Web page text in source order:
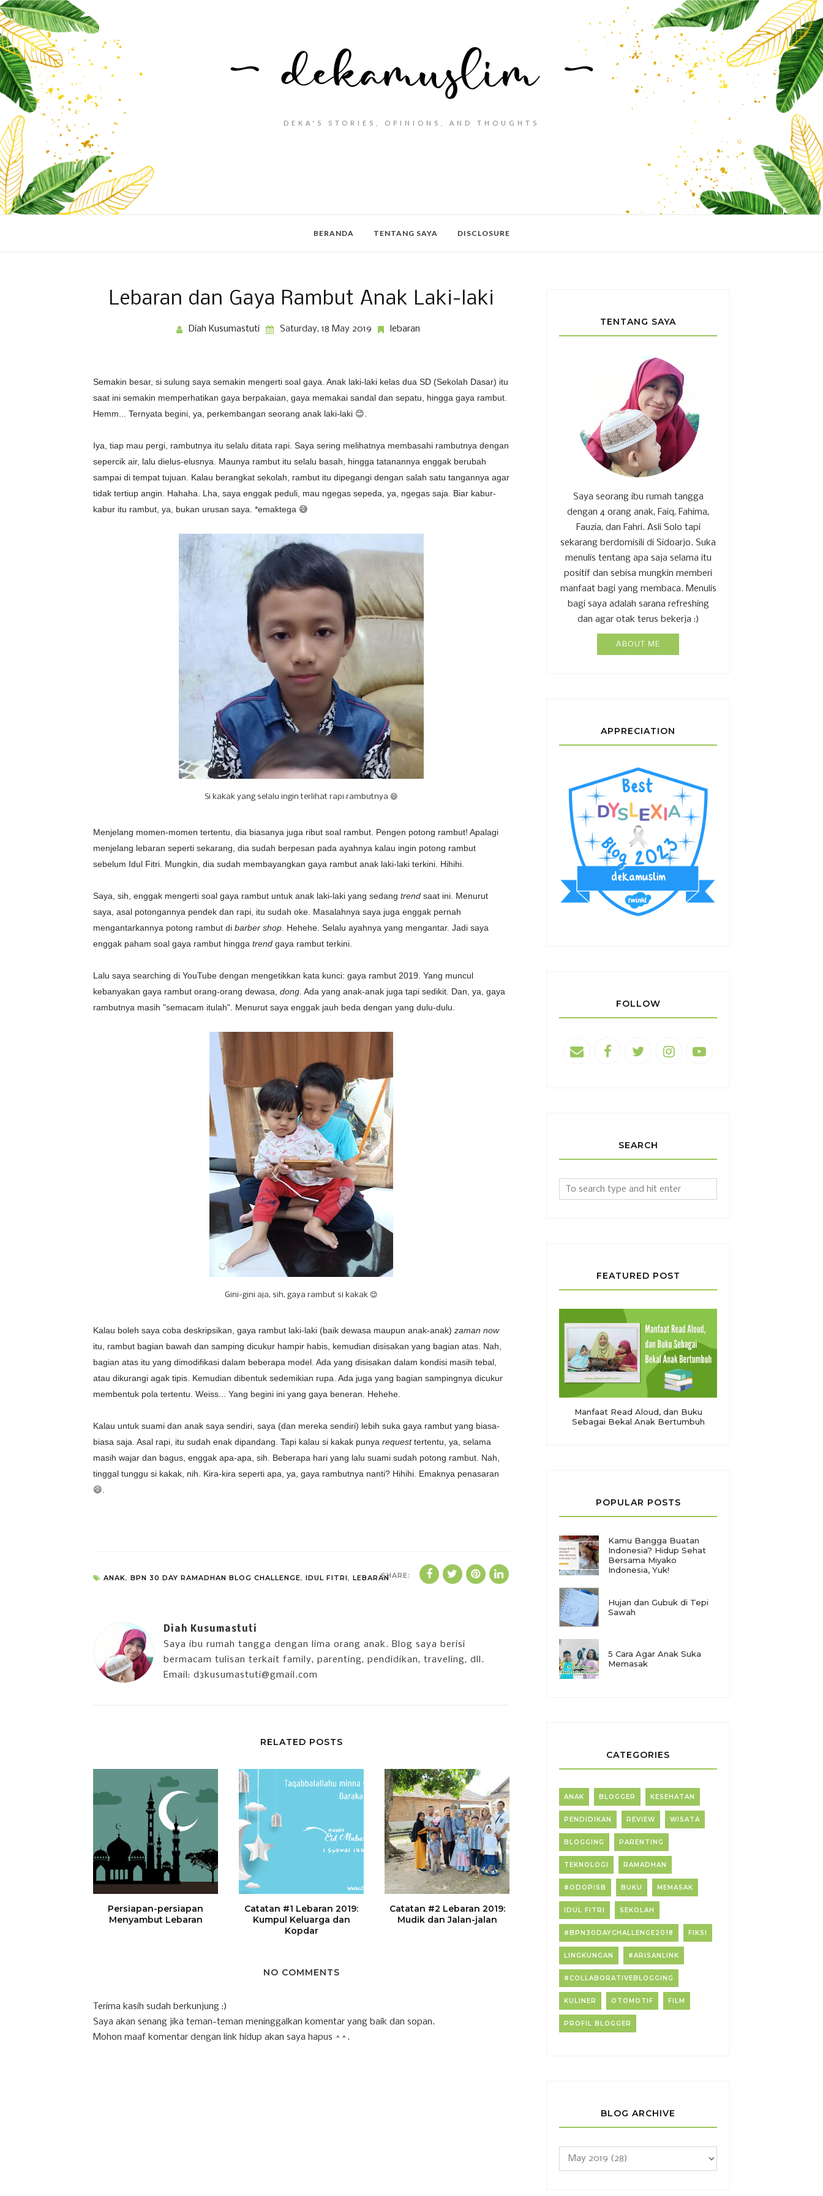
DEKA'S STORIES, OPINIONS, AND THOUGHTS
BERANDA TENTANG SAYA DISCLOSURE
Lebaran dan Gaya Rambut Anak Laki-laki
Diah Kusumastuti Saturday, 18 May 2019 lebaran
Semakin besar, si sulung saya semakin mengerti soal gaya. Anak laki-laki kelas dua SD (Sekolah Dasar) itu
saat ini semakin memperhatikan gaya berpakaian, gaya memakai sandal dan sepatu, hingga gaya rambut.
Hemm... Ternyata begini, ya, perkembangan seorang anak laki-laki 😊.
Iya, tiap mau pergi, rambutnya itu selalu ditata rapi. Saya sering melihatnya membasahi rambutnya dengan
sepercik air, lalu dielus-elusnya. Maunya rambut itu selalu basah, hingga tatanannya enggak berubah
sampai di tempat tujuan. Kalau berangkat sekolah, rambut itu dipegangi dengan salah satu tangannya agar
tidak tertiup angin. Hahaha. Lha, saya enggak peduli, mau ngegas sepeda, ya, ngegas saja. Biar kabur-
kabur itu rambut, ya, bukan urusan saya. *emaktega 😅
Si kakak yang selalu ingin terlihat rapi rambutnya 😄
Menjelang momen-momen tertentu, dia biasanya juga ribut soal rambut. Pengen potong rambut! Apalagi
menjelang lebaran seperti sekarang, dia sudah berpesan pada ayahnya kalau ingin potong rambut
sebelum Idul Fitri. Mungkin, dia sudah membayangkan gaya rambut anak laki-laki terkini. Hihihi.
Saya, sih, enggak mengerti soal gaya rambut untuk anak laki-laki yang sedang trend saat ini. Menurut
saya, asal potongannya pendek dan rapi, itu sudah oke. Masalahnya saya juga enggak pernah
mengantarkannya potong rambut di barber shop . Hehehe. Selalu ayahnya yang mengantar. Jadi saya
enggak paham soal gaya rambut hingga trend gaya rambut terkini.
Lalu saya searching di YouTube dengan mengetikkan kata kunci: gaya rambut 2019. Yang muncul
kebanyakan gaya rambut orang-orang dewasa, dong . Ada yang anak-anak juga tapi sedikit. Dan, ya, gaya
rambutnya masih "semacam itulah". Menurut saya enggak jauh beda dengan yang dulu-dulu.
Gini-gini aja, sih, gaya rambut si kakak 😊
Kalau boleh saya coba deskripsikan, gaya rambut laki-laki (baik dewasa maupun anak-anak) zaman now
itu, rambut bagian bawah dan samping dicukur hampir habis, kemudian disisakan yang bagian atas. Nah,
bagian atas itu yang dimodifikasi dalam beberapa model. Ada yang disisakan dalam kondisi masih tebal,
atau dikurangi agak tipis. Kemudian dibentuk sedemikian rupa. Ada juga yang bagian sampingnya dicukur
membentuk pola tertentu. Weiss... Yang begini ini yang gaya beneran. Hehehe.
Kalau untuk suami dan anak saya sendiri, saya (dan mereka sendiri) lebih suka gaya rambut yang biasa-
biasa saja. Asal rapi, itu sudah enak dipandang. Tapi kalau si kakak punya requesttertentu, ya, selama
masih wajar dan bagus, enggak apa-apa, sih. Beberapa hari yang lalu suami sudah potong rambut. Nah,
tinggal tunggu si kakak, nih. Kira-kira seperti apa, ya, gaya rambutnya nanti? Hihihi. Emaknya penasaran
😄.
ANAK, BPN 30 DAY RAMADHAN BLOG CHALLENGE, IDUL FITRI, LEBARANSHARE:
Diah Kusumastuti
Saya ibu rumah tangga dengan lima orang anak. Blog saya berisi
bermacam tulisan terkait family, parenting, pendidikan, traveling, dll.
Email: d3kusumastuti@gmail.com
RELATED POSTS
Persiapan-persiapan
Menyambut Lebaran
Catatan #1 Lebaran 2019:
Kumpul Keluarga dan
Kopdar
Catatan #2 Lebaran 2019:
Mudik dan Jalan-jalan
NO COMMENTS
Terima kasih sudah berkunjung :)
Saya akan senang jika teman-teman meninggalkan komentar yang baik dan sopan.
Mohon maaf komentar dengan link hidup akan saya hapus ^^.
TENTANG SAYA
Saya seorang ibu rumah tangga
dengan 4 orang anak, Faiq, Fahima,
Fauzia, dan Fahri. Asli Solo tapi
sekarang berdomisili di Sidoarjo. Suka
menulis tentang apa saja selama itu
positif dan sebisa mungkin memberi
manfaat bagi yang membaca. Menulis
bagi saya adalah sarana refreshing
dan agar otak terus bekerja :)
ABOUT ME
APPRECIATION
FOLLOW
SEARCH
FEATURED POST
Manfaat Read Aloud, dan Buku
Sebagai Bekal Anak Bertumbuh
POPULAR POSTS
Kamu Bangga Buatan
Indonesia? Hidup Sehat
Bersama Miyako
Indonesia, Yuk!
Hujan dan Gubuk di Tepi
Sawah
5 Cara Agar Anak Suka
Memasak
CATEGORIES
ANAK BLOGGER KESEHATAN
PENDIDIKAN REVIEW WISATA
BLOGGING PARENTING
TEKNOLOGI RAMADHAN
#ODOPISB BUKU MEMASAK
IDUL FITRI SEKOLAH
#BPN30DAYCHALLENGE2018 FIKSI
LINGKUNGAN #ARISANLINK
#COLLABORATIVEBLOGGING
KULINER OTOMOTIF FILM
PROFIL BLOGGER
BLOG ARCHIVE